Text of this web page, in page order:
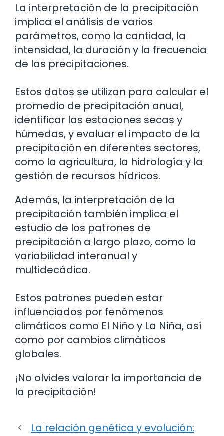
La interpretación de la precipitación
implica el análisis de varios
parámetros, como la cantidad, la
intensidad, la duración y la frecuencia
de las precipitaciones.
Estos datos se utilizan para calcular el
promedio de precipitación anual,
identificar las estaciones secas y
húmedas, y evaluar el impacto de la
precipitación en diferentes sectores,
como la agricultura, la hidrología y la
gestión de recursos hídricos.
Además, la interpretación de la
precipitación también implica el
estudio de los patrones de
precipitación a largo plazo, como la
variabilidad interanual y
multidecádica.
Estos patrones pueden estar
influenciados por fenómenos
climáticos como El Niño y La Niña, así
como por cambios climáticos
globales.
¡No olvides valorar la importancia de
la precipitación!
La relación genética y evolución: